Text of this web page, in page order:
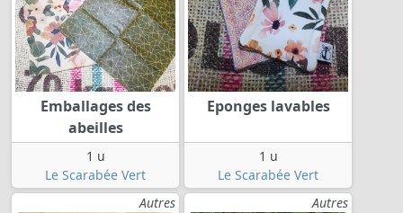
Emballages des
abeilles
1 u
Le Scarabée Vert
Eponges lavables
1 u
Le Scarabée Vert
Autres
Autres